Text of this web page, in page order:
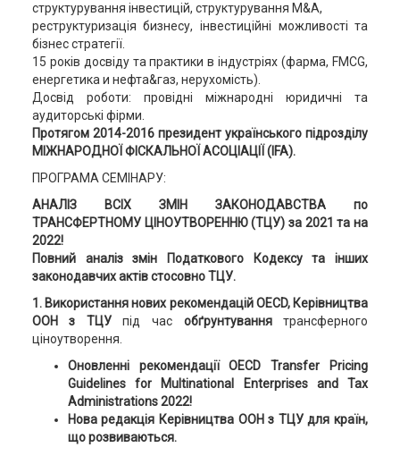
структурування інвестицій, структурування M&A,
реструктуризація бизнесу, інвестиційні можливості та
бізнес стратегії.
15 років досвіду та практики в індустріях (фарма, FMCG,
енергетика и нефта&газ, нерухомість).
Досвід роботи: провідні міжнародні юридичні та
аудиторські фірми.
Протягом 2014-2016 президент українського підрозділу
МІЖНАРОДНОЇ ФІСКАЛЬНОЇ АСОЦІАЦІЇ (IFA).
ПРОГРАМА СЕМІНАРУ:
АНАЛІЗ ВСІХ ЗМІН ЗАКОНОДАВСТВА по
ТРАНСФЕРТНОМУ ЦІНОУТВОРЕННЮ (ТЦУ) за 2021 та на
2022!
Повний аналіз змін Податкового Кодексу та інших
законодавчих актів стосовно ТЦУ.
1. Використання нових рекомендацій OECD, Керівництва
ООН з ТЦУпід час обґрунтуваннятрансферного
ціноутворення.
Оновленні рекомендації OECD Transfer Pricing
Guidelines for Multinational Enterprises and Tax
Administrations 2022!
Нова редакція Керівництва ООН з ТЦУ для країн,
що розвиваються.